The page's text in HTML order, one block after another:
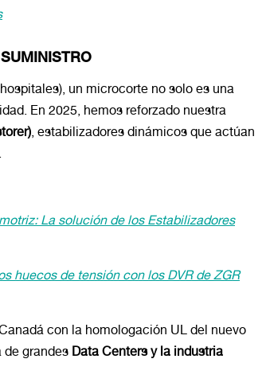
un microcorte no solo es una
En 2025, hemos reforzado nuestra
, estabilizadores dinámicos que actúan
La solución de los Estabilizadores
huecos de tensión con los DVR de ZGR
con la homologación UL del nuevo
de grandes Data Centers y la industria